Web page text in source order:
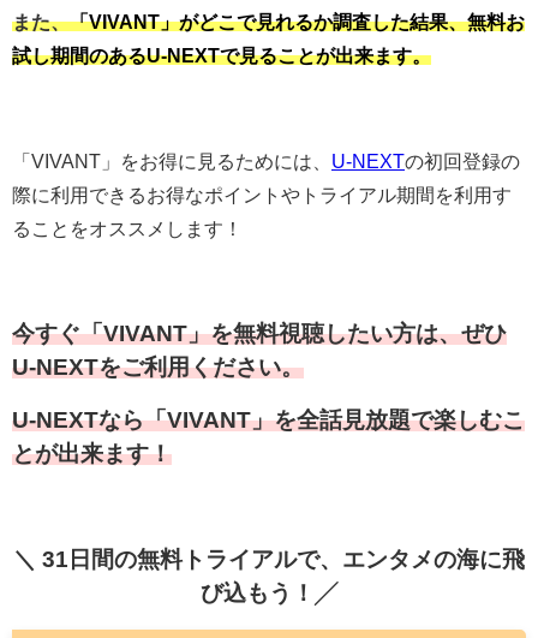
また、「VIVANT」がどこで見れるか調査した結果、無料お
試し期間のあるU-NEXTで見ることが出来ます。
「VIVANT」をお得に見るためには、 U-NEXTの初回登録の
際に利用できるお得なポイントやトライアル期間を利用す
ることをオススメします！
今すぐ「VIVANT」を無料視聴したい方は、ぜひ
U-NEXTをご利用ください。
U-NEXTなら「VIVANT」を全話見放題で楽しむこ
とが出来ます！
＼ 31日間の無料トライアルで、エンタメの海に飛
び込もう！╱